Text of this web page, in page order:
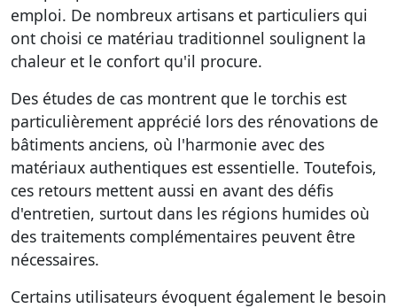
emploi. De nombreux artisans et particuliers qui
ont choisi ce matériau traditionnel soulignent la
chaleur et le confort qu'il procure.
Des études de cas montrent que le torchis est
particulièrement apprécié lors des rénovations de
bâtiments anciens, où l'harmonie avec des
matériaux authentiques est essentielle. Toutefois,
ces retours mettent aussi en avant des défis
d'entretien, surtout dans les régions humides où
des traitements complémentaires peuvent être
nécessaires.
Certains utilisateurs évoquent également le besoin